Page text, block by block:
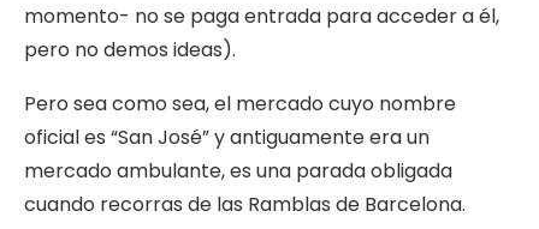
momento- no se paga entrada para acceder a él,
pero no demos ideas).
Pero sea como sea, el mercado cuyo nombre
oficial es “San José” y antiguamente era un
mercado ambulante, es una parada obligada
cuando recorras de las Ramblas de Barcelona.